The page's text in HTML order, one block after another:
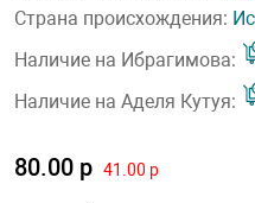
Страна происхождения:
Наличие на Ибрагимова:
Наличие на Аделя Кутуя:
80.00 р 41.00 р